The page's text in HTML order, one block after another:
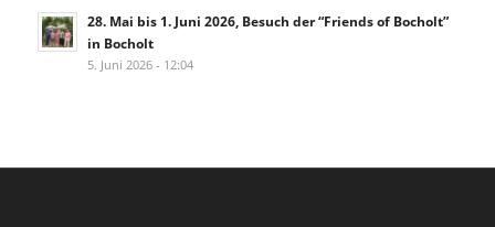
28. Mai bis 1. Juni 2026, Besuch der “Friends of Bocholt”
in Bocholt
5. Juni 2026 - 12:04